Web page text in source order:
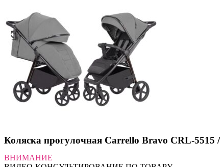
Коляска прогулочная Carrello Bravo CRL-5515 /
ВНИМАНИЕ